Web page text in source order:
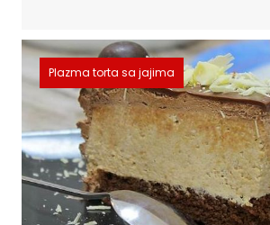
Plazma torta sa jajima